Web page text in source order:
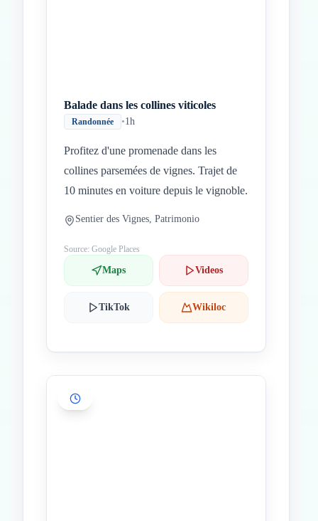
Balade dans les collines viticoles
Randonnée •1h
Profitez d'une promenade dans les
collines parsemées de vignes. Trajet de
10 minutes en voiture depuis le vignoble.
Sentier des Vignes, Patrimonio
Source: Google Places
Maps Videos
TikTok Wikiloc